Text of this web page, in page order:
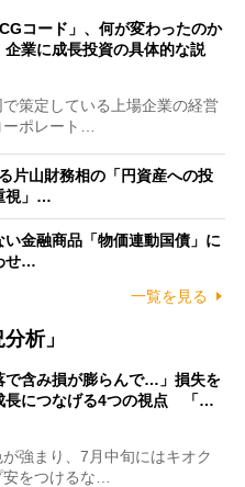
コード」、何が変わったのか
業に成長投資の具体的な説
策定している上場企業の経営
ポレート…
片山財務相の「円資産への投
視」…
金融商品「物価連動国債」に
せ…
一覧を見る
析」
で含み損が膨らんで…」損失を
長につなげる4つの視点 「…
強まり、7月中旬にはキオク
をつけるな…